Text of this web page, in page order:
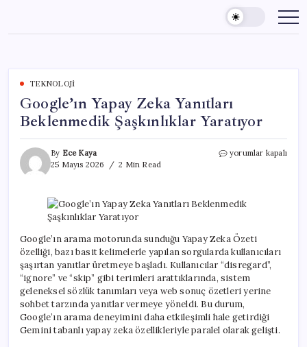
content
TEKNOLOJI
Google’ın Yapay Zeka Yanıtları
Beklenmedik Şaşkınlıklar Yaratıyor
By Ece Kaya
25 Mayıs 2026
2 Min Read
Google’ın
Beklenmedik
Şaşkınlıklar
için
yorumlar kapalı
Google’ın arama motorunda sunduğu Yapay Zeka Özeti
özelliği, bazı basit kelimelerle yapılan sorgularda kullanıcıları
şaşırtan yanıtlar üretmeye başladı. Kullanıcılar “disregard”,
“ignore” ve “skip” gibi terimleri arattıklarında, sistem
geleneksel sözlük tanımları veya web sonuç özetleri yerine
sohbet tarzında yanıtlar vermeye yöneldi. Bu durum,
Google’ın arama deneyimini daha etkileşimli hale getirdiği
Gemini tabanlı yapay zeka özellikleriyle paralel olarak gelişti.